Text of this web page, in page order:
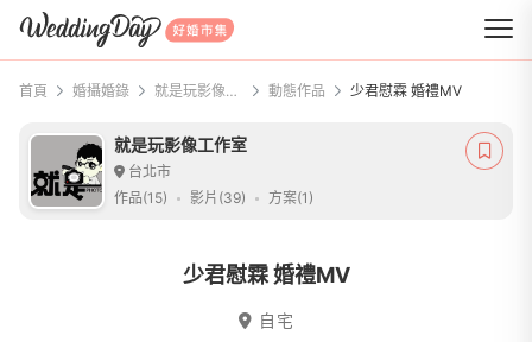
WeddingDay 好婚市集
首頁 婚攝婚錄 就是玩影像工作室 動態作品 少君慰霖 婚禮MV
就是玩影像工作室
台北市
作品(15)
影片(39) 方案(1)
少君慰霖 婚禮MV
自宅